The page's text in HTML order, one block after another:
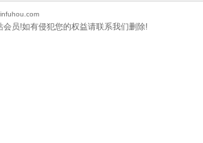
员!如有侵犯您的权益请联系我们删除!